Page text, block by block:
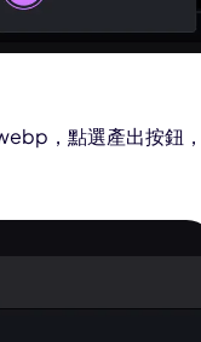
，點選產出按鈕